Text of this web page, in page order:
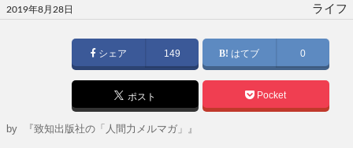
投
稿
2019年8月28日 ライフ
シェア 149 はてブ 0
ポスト Pocket
by 『致知出版社の「人間力メルマガ」』